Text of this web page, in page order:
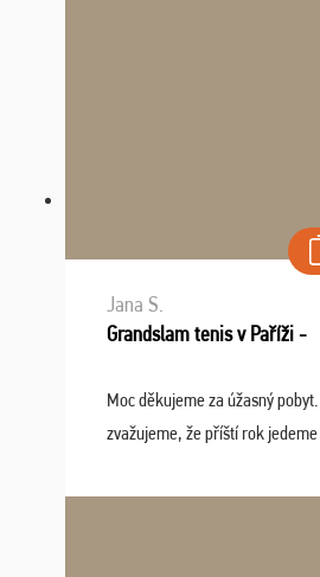
Jana S.
Grandslam tenis v Paříži -
Moc děkujeme za úžasný
zvažujeme, že příští rok